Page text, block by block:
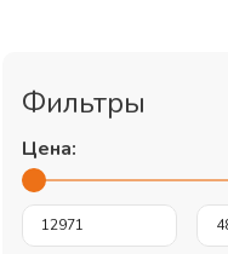
Фильтры
Цена: